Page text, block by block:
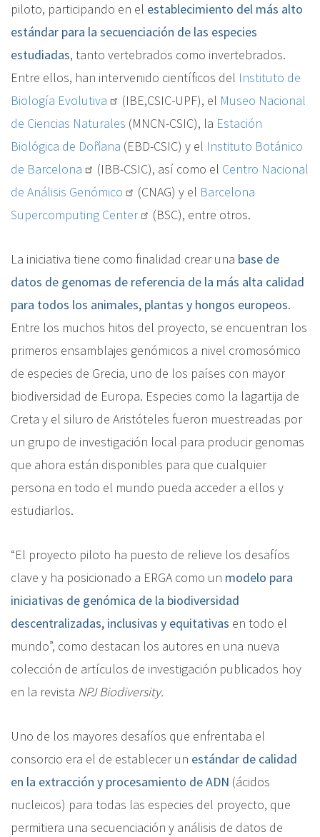
piloto, participando en el establecimiento del más alto
estándar para la secuenciación de las especies
estudiadas, tanto vertebrados como invertebrados.
Entre ellos, han intervenido científicos del Instituto de
Biología Evolutiva
(IBE,CSIC-UPF), el Museo Nacional
de Ciencias Naturales (MNCN-CSIC), la Estación
Biológica de Doñana (EBD-CSIC) y el Instituto Botánico
de Barcelona
(IBB-CSIC), así como el Centro Nacional
de Análisis Genómico
(CNAG) y el Barcelona
Supercomputing Center
(BSC), entre otros.
La iniciativa tiene como finalidad crear una base de
datos de genomas de referencia de la más alta calidad
para todos los animales, plantas y hongos europeos.
Entre los muchos hitos del proyecto, se encuentran los
primeros ensamblajes genómicos a nivel cromosómico
de especies de Grecia, uno de los países con mayor
biodiversidad de Europa. Especies como la lagartija de
Creta y el siluro de Aristóteles fueron muestreadas por
un grupo de investigación local para producir genomas
que ahora están disponibles para que cualquier
persona en todo el mundo pueda acceder a ellos y
estudiarlos.
“El proyecto piloto ha puesto de relieve los desafíos
clave y ha posicionado a ERGA como un modelo para
iniciativas de genómica de la biodiversidad
descentralizadas, inclusivas y equitativas en todo el
mundo”, como destacan los autores en una nueva
colección de artículos de investigación publicados hoy
en la revista NPJ Biodiversity.
Uno de los mayores desafíos que enfrentaba el
consorcio era el de establecer un estándar de calidad
en la extracción y procesamiento de ADN (ácidos
nucleicos) para todas las especies del proyecto, que
permitiera una secuenciación y análisis de datos de